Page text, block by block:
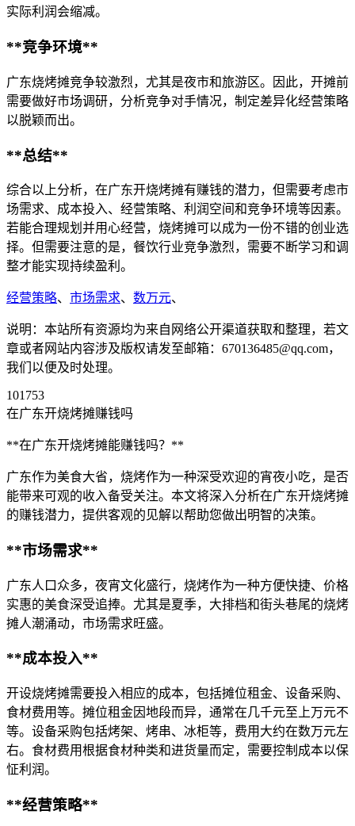
实际利润会缩减。
**竞争环境**
广东烧烤摊竞争较激烈，尤其是夜市和旅游区。因此，开摊前
需要做好市场调研，分析竞争对手情况，制定差异化经营策略
以脱颖而出。
**总结**
综合以上分析，在广东开烧烤摊有赚钱的潜力，但需要考虑市
场需求、成本投入、经营策略、利润空间和竞争环境等因素。
若能合理规划并用心经营，烧烤摊可以成为一份不错的创业选
择。但需要注意的是，餐饮行业竞争激烈，需要不断学习和调
整才能实现持续盈利。
经营策略、 市场需求、 数万元、
说明：本站所有资源均为来自网络公开渠道获取和整理，若文
章或者网站内容涉及版权请发至邮箱：670136485@qq.com，
我们以便及时处理。
101753
在广东开烧烤摊赚钱吗
**在广东开烧烤摊能赚钱吗？**
广东作为美食大省，烧烤作为一种深受欢迎的宵夜小吃，是否
能带来可观的收入备受关注。本文将深入分析在广东开烧烤摊
的赚钱潜力，提供客观的见解以帮助您做出明智的决策。
**市场需求**
广东人口众多，夜宵文化盛行，烧烤作为一种方便快捷、价格
实惠的美食深受追捧。尤其是夏季，大排档和街头巷尾的烧烤
摊人潮涌动，市场需求旺盛。
**成本投入**
开设烧烤摊需要投入相应的成本，包括摊位租金、设备采购、
食材费用等。摊位租金因地段而异，通常在几千元至上万元不
等。设备采购包括烤架、烤串、冰柜等，费用大约在数万元左
右。食材费用根据食材种类和进货量而定，需要控制成本以保
怔利润。
**经营策略**